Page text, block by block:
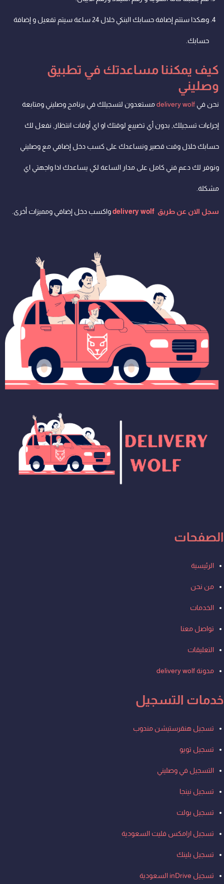
وهكذا ستتم إضافة حسابك البنكي خلال 24 ساعة سيتم تفعيل و إضافة
حسابك.
كيف يمكننا مساعدتك في تطبيق
وصليني
نحن في delivery wolfمستعدون لتسجيلك في برنامج وصليني ومتابعة
إجراءات تسجيلك, بدون أي تضييع لوقتك او اي أوقات انتظار, نفعل لك
حسابك خلال وقت قصير ونساعدك على كسب دخل إضافي مع وصليني
ونوفر لك دعم فني كامل على مدار الساعة لكي يساعدك اذا واجهتي اي
مشكلة.
سجل الان عن طريق delivery wolf واكسب دخل إضافي ومميزات أخرى.
الصفحات
Menuالرئيسية
من نحن
الخدمات
تواصل معنا
التعليقات
مدونة delivery wolf
خدمات التسجيل
Menuتسجيل هنقرستيشن مندوب
تسجيل تويو
التسجيل في وصليني
تسجيل نينجا
تسجيل بولت
تسجيل ارامكس فليت السعودية
تسجيل بلينك
تسجيل inDrive السعودية